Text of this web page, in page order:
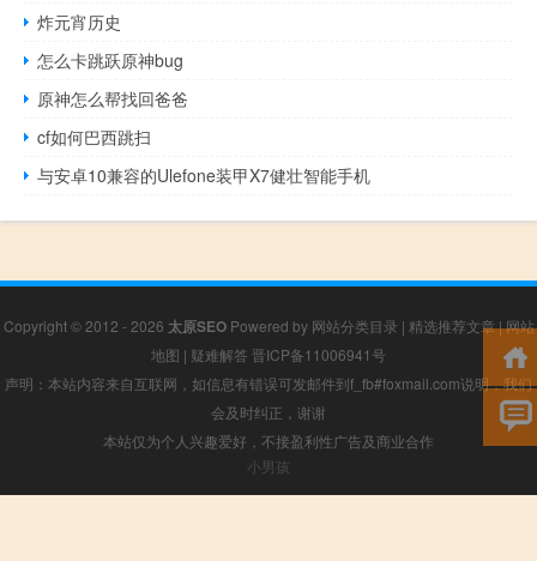
炸元宵历史
怎么卡跳跃原神bug
原神怎么帮找回爸爸
cf如何巴西跳扫
与安卓10兼容的Ulefone装甲X7健壮智能手机
Copyright © 2012 - 2026 太原SEOPowered by 网站分类目录 | 精选推荐文章|网站
地图 | 疑难解答 晋ICP备11006941号
声明：本站内容来自互联网，如信息有错误可发邮件到f_fb#foxmail.com说明，我们
会及时纠正，谢谢
本站仅为个人兴趣爱好，不接盈利性广告及商业合作
小男孩